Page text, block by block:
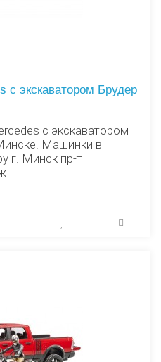
c экскаватором Брудер
c экскаватором
Машинки в
г. Минск пр-т